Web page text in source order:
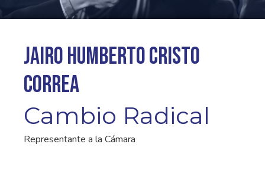
Jairo Humberto Cristo
Correa
Cambio Radical
Representante a la Cámara